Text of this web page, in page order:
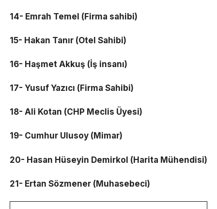
14- Emrah Temel (Firma sahibi)
15- Hakan Tanır (Otel Sahibi)
16- Haşmet Akkuş (İş insanı)
17- Yusuf Yazıcı (Firma Sahibi)
18- Ali Kotan (CHP Meclis Üyesi)
19- Cumhur Ulusoy (Mimar)
20- Hasan Hüseyin Demirkol (Harita Mühendisi)
21- Ertan Sözmener (Muhasebeci)